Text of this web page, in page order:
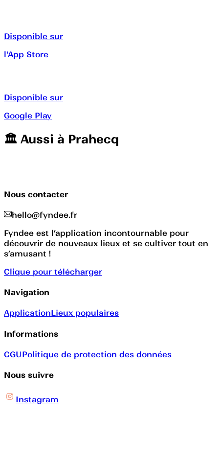
Disponible sur
l'App Store
Disponible sur
Google Play
🏛️️ Aussi à Prahecq
Nous contacter
hello@fyndee.fr
Fyndee est l’application incontournable pour
découvrir de nouveaux lieux et se cultiver tout en
s’amusant !
Clique pour télécharger
Navigation
ApplicationLieux populaires
Informations
CGUPolitique de protection des données
Nous suivre
Instagram